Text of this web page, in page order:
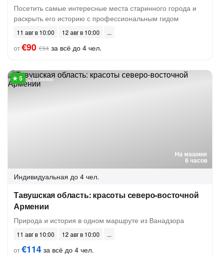
Посетить самые интересные места старинного города и
раскрыть его историю с профессиональным гидом
11 авг в 10:00
12 авг в 10:00
от€90 €94 за всё до 4 чел.
На машине
6 часов
2 отзыва
Индивидуальная до 4 чел.
Тавушская область: красоты северо-восточной
Армении
Природа и история в одном маршруте из Ванадзора
11 авг в 10:00
12 авг в 10:00
от€114 за всё до 4 чел.